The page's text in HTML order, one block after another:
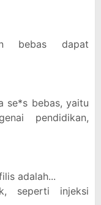
bebas dapat
se*s bebas, yaitu
pendidikan,
adalah...
seperti injeksi